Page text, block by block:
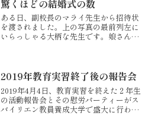
す。とてもかわいらし...
驚くほどの結婚式の数
ある日、副校長のマライ先生から招待状
を渡されました。上の写真の最前列左に
いらっしゃる大柄な先生です。娘さんが
ろには、お金をかけるのが...
2019年教育実習終了後の報告会
2019年4月4日、教育実習を終えた２年生
の活動報告会とその慰労パーティーがス
バイリエン教員養成大学で盛大に行われ